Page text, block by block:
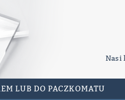
Nasi
LUB DO PACZKOMATU